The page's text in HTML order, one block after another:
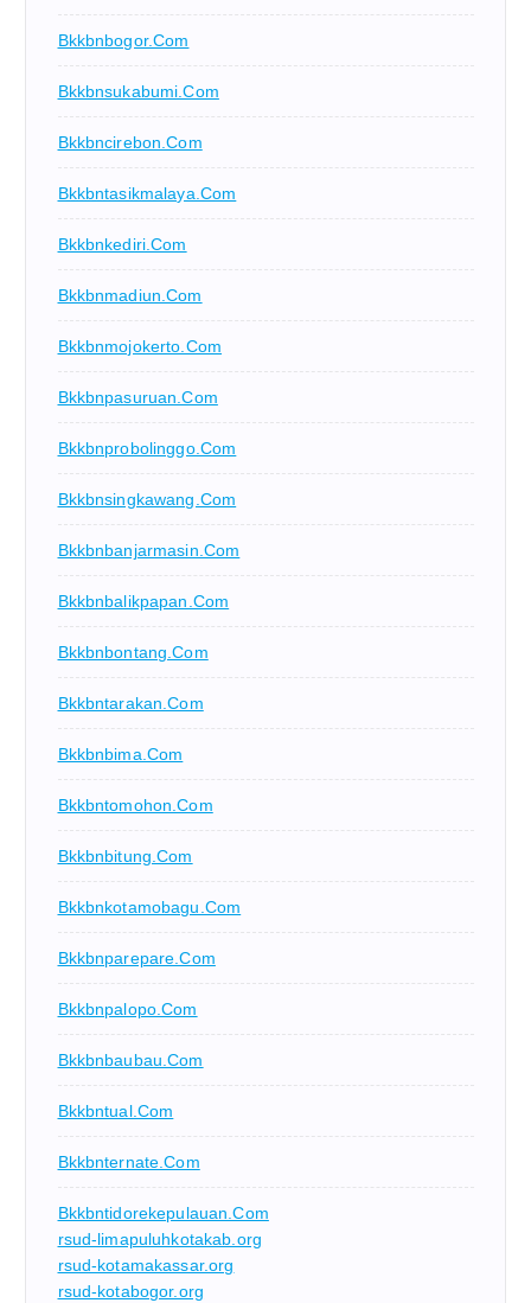
Bkkbnbogor.com
Bkkbnsukabumi.com
Bkkbncirebon.com
Bkkbntasikmalaya.com
Bkkbnkediri.com
Bkkbnmadiun.com
Bkkbnmojokerto.com
Bkkbnpasuruan.com
Bkkbnprobolinggo.com
Bkkbnsingkawang.com
Bkkbnbanjarmasin.com
Bkkbnbalikpapan.com
Bkkbnbontang.com
Bkkbntarakan.com
Bkkbnbima.com
Bkkbntomohon.com
Bkkbnbitung.com
Bkkbnkotamobagu.com
Bkkbnparepare.com
Bkkbnpalopo.com
Bkkbnbaubau.com
Bkkbntual.com
Bkkbnternate.com
Bkkbntidorekepulauan.com
rsud-limapuluhkotakab.org
rsud-kotamakassar.org
rsud-kotabogor.org